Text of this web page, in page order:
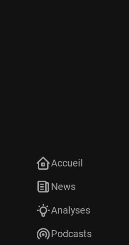
Accueil
News
Analyses
Podcasts